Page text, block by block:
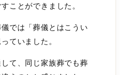
ことができました。
では「葬儀とはこうい
ていました。
て、同じ家族葬でも葬